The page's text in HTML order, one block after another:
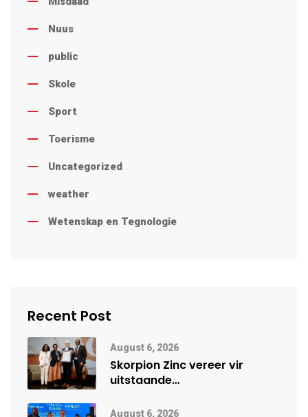
Nuus
public
Skole
Sport
Toerisme
Uncategorized
weather
Wetenskap en Tegnologie
Recent Post
August 6, 2026
Skorpion Zinc vereer vir
uitstaande
Namibië Mynbou Ekspo
August 6, 2026